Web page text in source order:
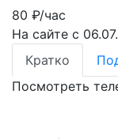
80 ₽/час
На сайте с
Кратко
Посмотреть